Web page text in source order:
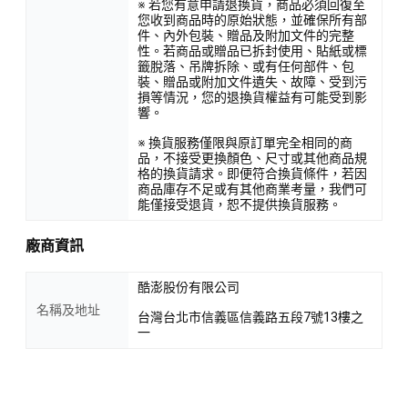
※ 若您有意申請退換貨，商品必須回復至
您收到商品時的原始狀態，並確保所有部
件、內外包裝、贈品及附加文件的完整
性。若商品或贈品已拆封使用、貼紙或標
籤脫落、吊牌拆除、或有任何部件、包
裝、贈品或附加文件遺失、故障、受到污
損等情況，您的退換貨權益有可能受到影
響。
※ 換貨服務僅限與原訂單完全相同的商
品，不接受更換顏色、尺寸或其他商品規
格的換貨請求。即便符合換貨條件，若因
商品庫存不足或有其他商業考量，我們可
能僅接受退貨，恕不提供換貨服務。
廠商資訊
名稱及地址
酷澎股份有限公司
台灣台北市信義區信義路五段7號13樓之
一